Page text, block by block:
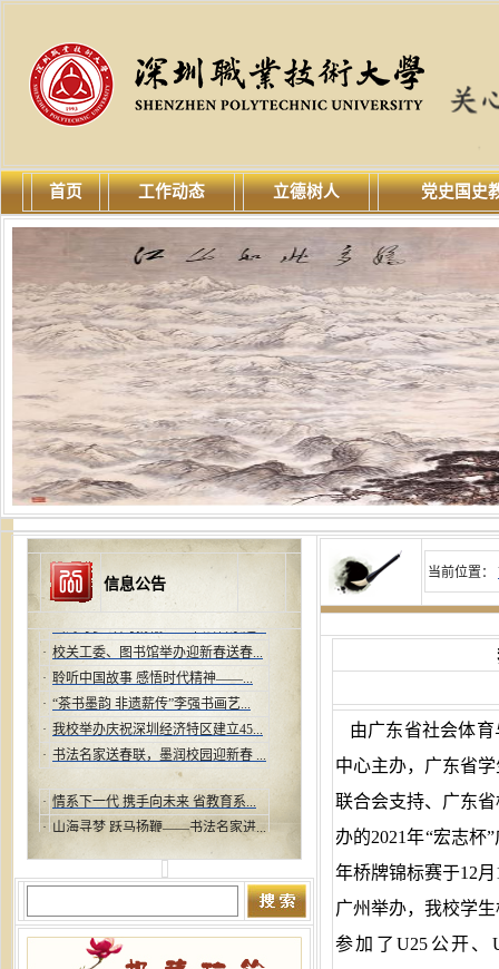
首页 工作动态 立德树人 党史国史
信息公告
情系下一代 携手向未来 省教育系...
· 山海寻梦 跃马扬鞭——书法名家进...
· 校关工委、图书馆举办迎新春送春...
· 聆听中国故事 感悟时代精神——...
· “茶书墨韵 非遗薪传”李强书画艺...
· 我校举办庆祝深圳经济特区建立45...
· 书法名家送春联，墨润校园迎新春 ...
· 情系下一代 携手向未来 省教育系...
· 山海寻梦 跃马扬鞭——书法名家进...
校关工委、图书馆举办迎新春送春...
· 聆听中国故事 感悟时代精神——...
· “茶书墨韵 非遗薪传”李强书画艺...
· 我校举办庆祝深圳经济特区建立45...
· 书法名家送春联，墨润校园迎新春 ...
当前位置：
由广东省社会体育
中心主办，广东省
联合会支持、广东
办的2021年“宏志杯
年桥牌锦标赛于12月
广州举办，我校学
参加了U25公开、